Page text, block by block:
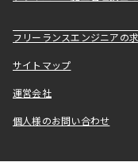
フリーランスエンジニアの
サイトマップ
運営会社
個人様のお問い合わせ